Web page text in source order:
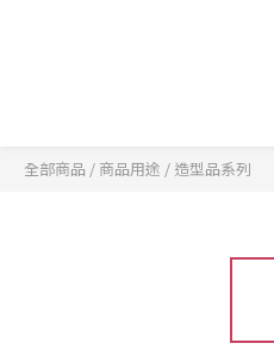
全部商品 / 商品用途 / 造型品系列